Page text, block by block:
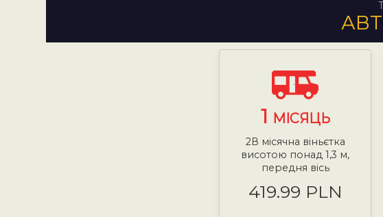
1 МІСЯЦЬ
2В місячна віньєтка
висотою понад 1,3 м,
передня вісь
419.99 PLN